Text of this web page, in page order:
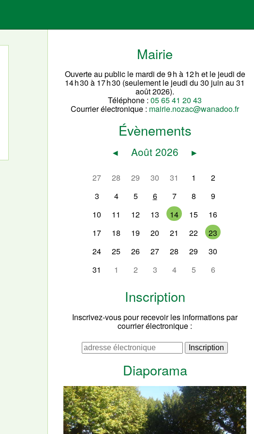
Mairie
Ouverte au public le mardi de 9 h à 12 h et le jeudi de
14 h 30 à 17 h 30 (seulement le jeudi du 30 juin au 31
août 2026).
Téléphone :05 65 41 20 43
Courrier électronique : mairie.nozac@wanadoo.fr
Évènements
◂ Août 2026 ▸
27 28 29 30 31 1
2
3
4 5 6 7 8
9
10
11 12 13 14 15
16
17
18 19 20 21 22
23
24
25 26 27 28 29
30
31
1 2 3 4 5 6
Inscription
Inscrivez-vous pour recevoir les informations par
courrier électronique :
Diaporama